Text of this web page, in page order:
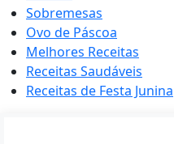
Sobremesas
Ovo de Páscoa
Melhores Receitas
Receitas Saudáveis
Receitas de Festa Junina